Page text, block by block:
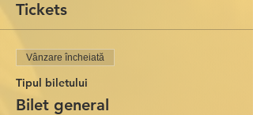
Tickets
Vânzare încheiată
Tipul biletului
Bilet general